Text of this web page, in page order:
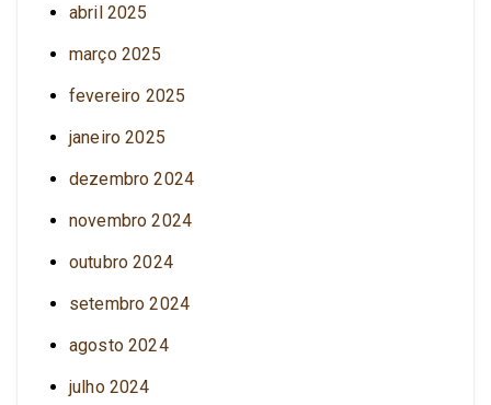
abril 2025
março 2025
fevereiro 2025
janeiro 2025
dezembro 2024
novembro 2024
outubro 2024
setembro 2024
agosto 2024
julho 2024